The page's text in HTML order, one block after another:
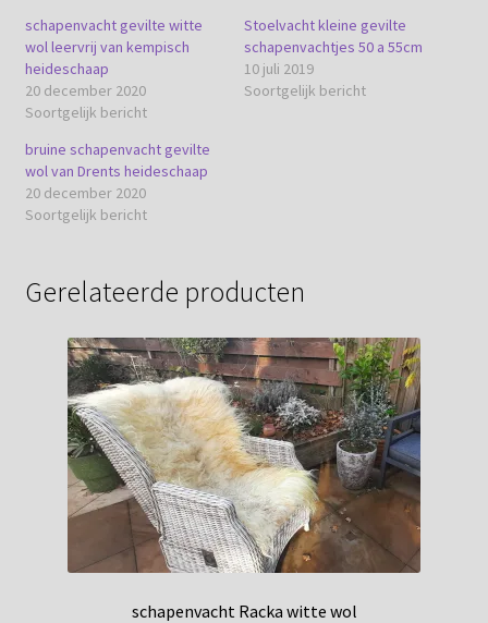
schapenvacht gevilte witte
wol leervrij van kempisch
heideschaap
20 december 2020
Soortgelijk bericht
Stoelvacht kleine gevilte
schapenvachtjes 50 a 55cm
10 juli 2019
Soortgelijk bericht
bruine schapenvacht gevilte
wol van Drents heideschaap
20 december 2020
Soortgelijk bericht
Gerelateerde producten
schapenvacht Racka witte wol